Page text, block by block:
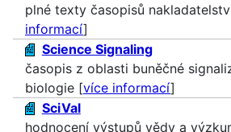
plné texty časopisů
informací]
Science Signaling
časopis z oblasti buněčné
biologie [více informací]
SciVal
hodnocení výstupů vědy a